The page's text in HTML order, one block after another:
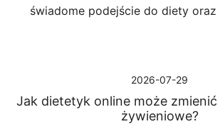
świadome podejście do diety
2026-07-29
Jak dietetyk online może
żywieniowe?